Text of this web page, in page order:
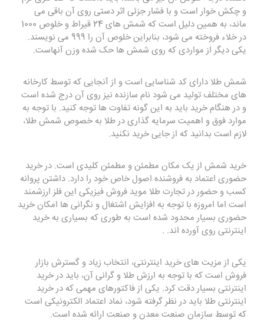
و چکش خوار است و با فشار جزئی اثر دستی روی آن باقی می
ماند، به همین دلیل است که شمش های 24 قیراط و خلوص 1000
در خلاء فروخته می شود، بنابراین خلوص آن را 999 می نویسند.
یکی دیگر از مواردی که روی شمش ها حک شده وزن آنهاست.
شمش طلا دارای کد شناسایی است و از آنجایی که توسط کارخانه
های مختلف تولید می شود نام سازنده نیز روی آن درج شده است
و در هنگام خرید باید به این گونه تفاوت ها توجه کنید. با توجه به
موارد فوق و اهمیت سرمایه گذاری در طلا به خصوص شمش طلا،
لازم است بدانید که از جایی خرید نکنید.
خرید شمش از یک مکان مطمئن و مطمئن کلیدی است. در خرید
حضوری اعتماد به فروشنده اصول خاص خود را دارد. داشتن پروانه
کسب و حضور در تجارت طلا موید فروش فیزیکی این فلز ارزشمند
است اما امروزه با توجه به افزایش اشتغال و نگرانی ها امکان خرید
حضوری بسیار محدود شده است به طوری که بسیاری به خرید
اینترنتی روی آورده اند. .
یکی از مزیت های خرید اینترنتی، انتخاب زیاد و گسترش بازار
فروش است که با توجه به ارزش طلا و گرانی آن، باید در خرید
اینترنتی بسیار دقت کرد. یکی از فاکتورهای مهمی که در خرید
اینترنتی طلا باید در نظر گرفته شود، نماد اعتماد الکترونیکی است
که توسط سازمان صنعت معدن و صنعت ارائه شده است.